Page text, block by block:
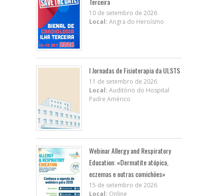
10 de setembro de 2026
Local: Angra do Heroísmo
I Jornadas de Fisioterapia da ULSTS
11 de setembro de 2026
Local: Auditório do Hospital
Padre Américo
Webinar Allergy and Respiratory
Education: «Dermatite atópica,
eczemas e outras comichões»
15 de setembro de 2026
Local: Online